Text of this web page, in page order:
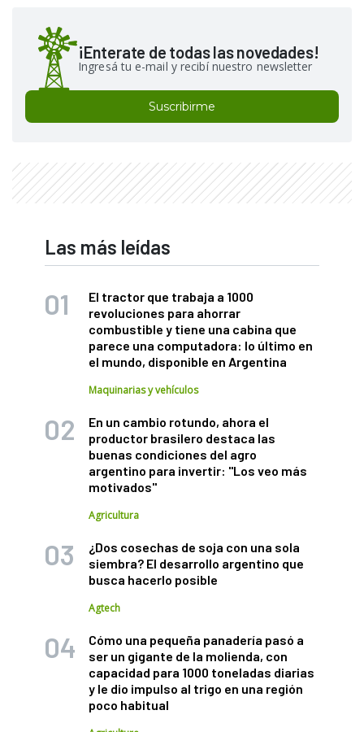
¡Enterate de todas las novedades!
Ingresá tu e-mail y recibí nuestro newsletter
Suscribirme
Las más leídas
El tractor que trabaja a 1000
revoluciones para ahorrar
combustible y tiene una cabina que
parece una computadora: lo último en
el mundo, disponible en Argentina
Maquinarias y vehículos
En un cambio rotundo, ahora el
productor brasilero destaca las
buenas condiciones del agro
argentino para invertir: "Los veo más
motivados"
Agricultura
¿Dos cosechas de soja con una sola
siembra? El desarrollo argentino que
busca hacerlo posible
Agtech
Cómo una pequeña panadería pasó a
ser un gigante de la molienda, con
capacidad para 1000 toneladas diarias
y le dio impulso al trigo en una región
poco habitual